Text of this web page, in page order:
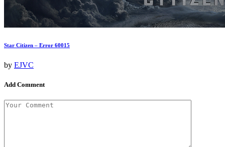
Star Citizen – Error 60015
by EJVC
Add Comment